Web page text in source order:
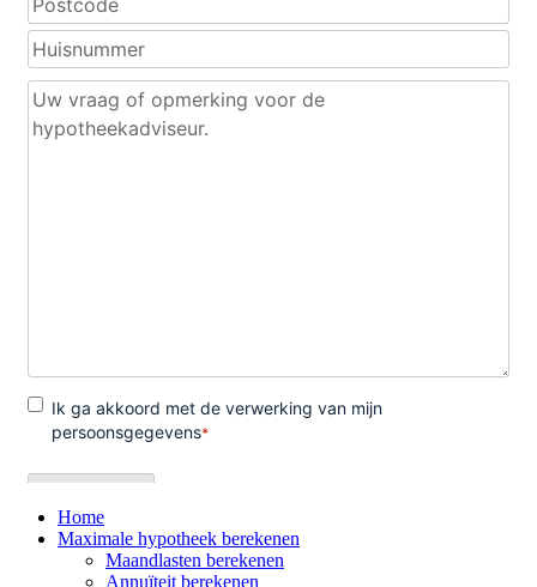
Home
Maximale hypotheek berekenen
Maandlasten berekenen
Annuïteit berekenen